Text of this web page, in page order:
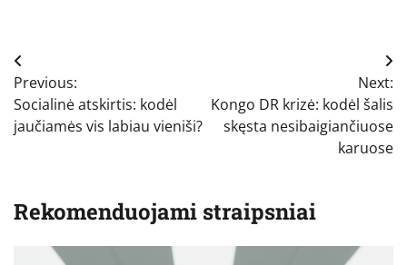
Navigacija
tarp
įrašų
Previous:
Socialinė atskirtis: kodėl
jaučiamės vis labiau vieniši?
Next:
Kongo DR krizė: kodėl šalis
skęsta nesibaigiančiuose
karuose
Rekomenduojami straipsniai